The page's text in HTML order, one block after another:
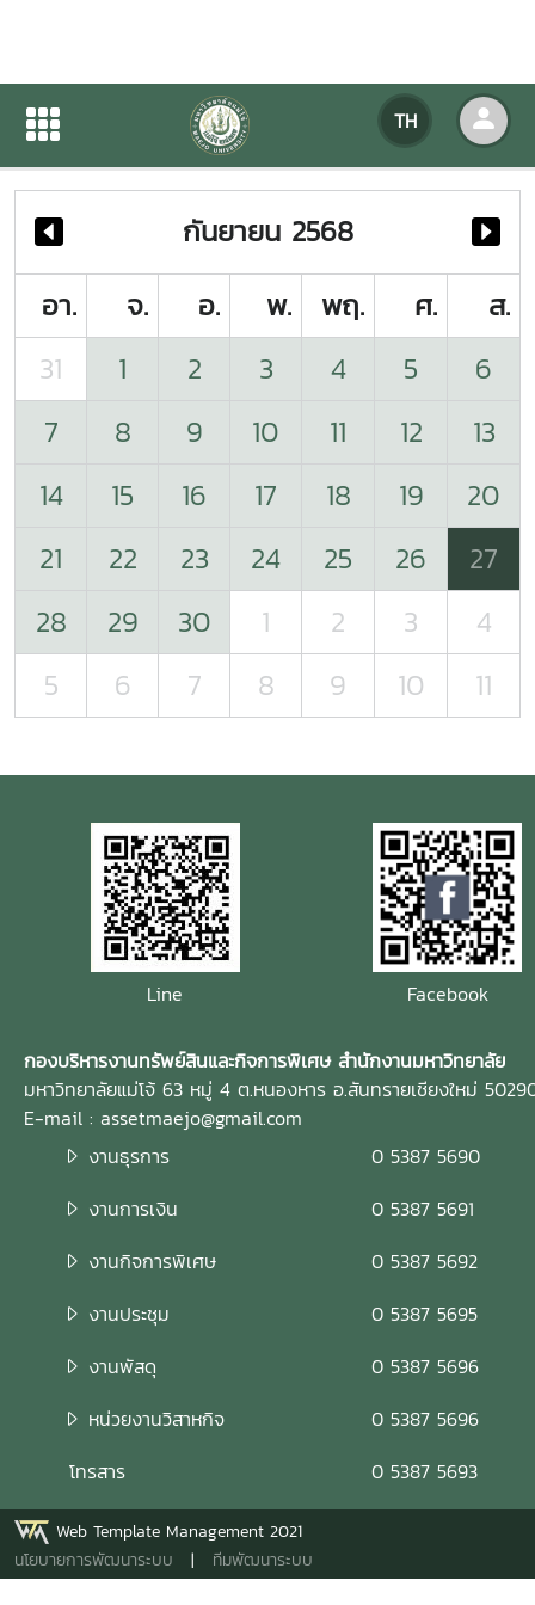
TH
ปฏิทินกิจกรรมของหน่วยงาน
ปฏิทินกิจกรรมของหน่วยงาน
กันยายน 2568
อา.
จ. อ. พ. พฤ. ศ.
ส.
31
1 2 3 4 5
6
7
8 9 10 11 12
13
14
15 16 17 18 19
20
21
22 23 24 25 26
27
28
29 30 1 2 3
4
5
6 7 8 9 10 11
Line Facebook
กองบริหารงานทรัพย์สินและกิจการพิเศษ สำนักงานมหาวิทยาลัย
มหาวิทยาลัยแม่โจ้ 63 หมู่ 4 ต.หนองหาร อ.สันทรายเชียงใหม่
E-mail : assetmaejo@gmail.com
งานธุรการ
0 5387 5690
งานการเงิน
0 5387 5691
งานกิจการพิเศษ
0 5387 5692
งานประชุม
0 5387 5695
งานพัสดุ
0 5387 5696
หน่วยงานวิสาหกิจ
0 5387 5696
โทรสาร
0 5387 5693
Web Template Management 2021
นโยบายการพัฒนาระบบ | ทีมพัฒนาระบบ